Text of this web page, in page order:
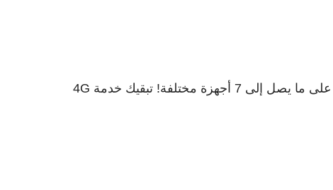
بالإضافة إلى الحصول على نظام الترفيه المفضل لديك عبر الإنترنت في أي مكان تذهب إليه، يمكنك أيضاً تشغيله على ما يصل إلى 7 أجهزة مختلفة! تبقيك خدمة 4G